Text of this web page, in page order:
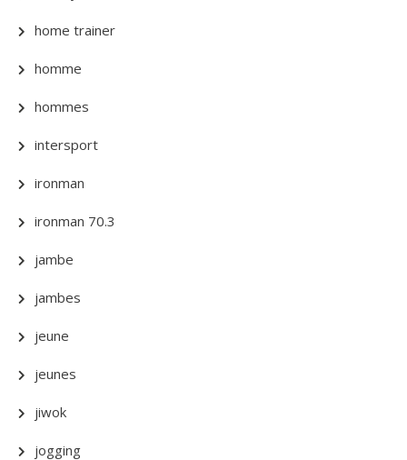
home trainer
homme
hommes
intersport
ironman
ironman 70.3
jambe
jambes
jeune
jeunes
jiwok
jogging